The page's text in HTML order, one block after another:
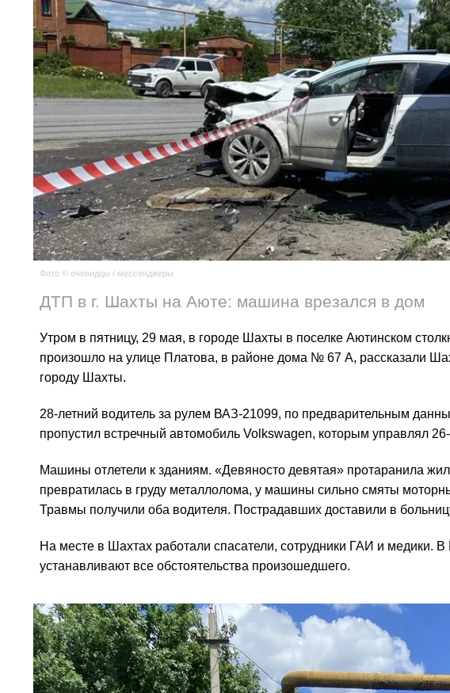
Фото © очевидцы / мессенджеры
ДТП в г. Шахты на Аюте: машина врезался в дом
Утром в пятницу, 29 мая, в городе Шахты в поселке Аютинском
произошло на улице Платова, в районе дома № 67 А, рассказали
городу Шахты.
28-летний водитель за рулем ВАЗ-21099, по предварительным
пропустил встречный автомобиль Volkswagen, которым управлял
Машины отлетели к зданиям. «Девяносто девятая» протаранила
превратилась в груду металлолома, у машины сильно смяты
Травмы получили оба водителя. Пострадавших доставили в
На месте в Шахтах работали спасатели, сотрудники ГАИ и медики. В
устанавливают все обстоятельства произошедшего.